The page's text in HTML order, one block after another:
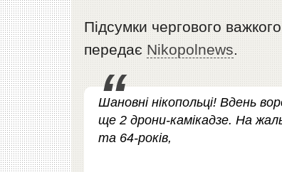
Підсумки чергового
передає Nikopolnews.
Шановні нікопольці! Вдень
ще 2 дрони-камікадзе. На
та 64-років,